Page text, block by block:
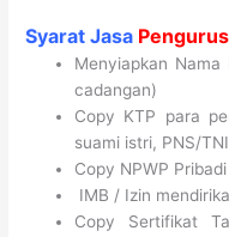
Syarat Jasa
Menyiapkan
cadangan)
Copy KTP para
suami istri, PNS/
Copy NPWP
IMB / Izin
Copy Sertifikat